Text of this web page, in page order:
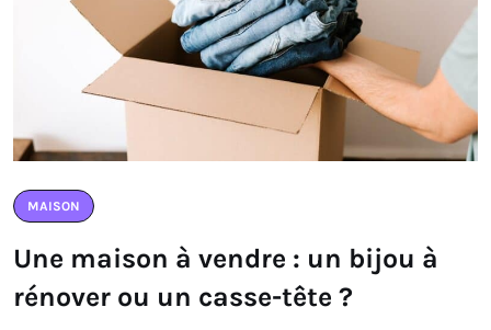
MAISON
Une maison à vendre : un bijou à
rénover ou un casse-tête ?